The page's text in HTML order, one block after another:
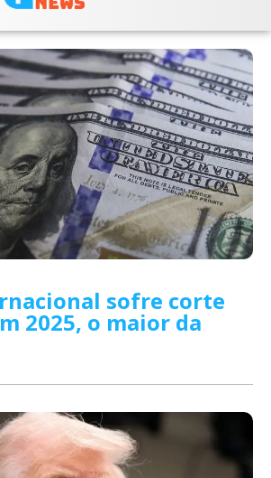
sofre corte
2025, o maior da